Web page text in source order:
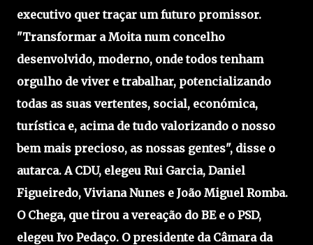
executivo quer traçar um futuro promissor.
"Transformar a Moita num concelho
desenvolvido, moderno, onde todos tenham
orgulho de viver e trabalhar, potencializando
todas as suas vertentes, social, económica,
turística e, acima de tudo valorizando o nosso
bem mais precioso, as nossas gentes", disse o
autarca. A CDU, elegeu Rui Garcia, Daniel
Figueiredo,Viviana Nunes e João Miguel Romba.
O Chega, que tirou a vereação do BE e o PSD,
elegeu Ivo Pedaço. O presidente da Câmara da